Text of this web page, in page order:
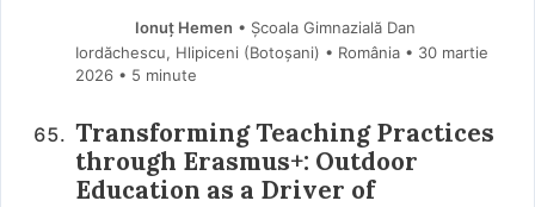
Ionuț Hemen • Școala Gimnazială Dan
Iordăchescu, Hlipiceni (Botoşani) • România
30 martie
2026 • 5 minute
Transforming Teaching Practices
through Erasmus+: Outdoor
Education as a Driver of